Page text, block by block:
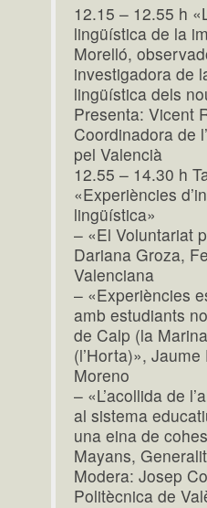
12.15 – 12.55 h
lingüística de la
Morelló,
investigadora de
lingüística dels
Presenta: Vicent
Coordinadora de
pel Valencià
12.55 – 14.30 h
«Experiències
lingüística»
– «El Voluntariat
Dariana Groza,
Valenciana
– «Experiències
amb estudiants
de Calp (la
(l’Horta)»,
Moreno
– «L’acollida de
al sistema
una eina de
Mayans,
Modera: Josep
Politècnica de